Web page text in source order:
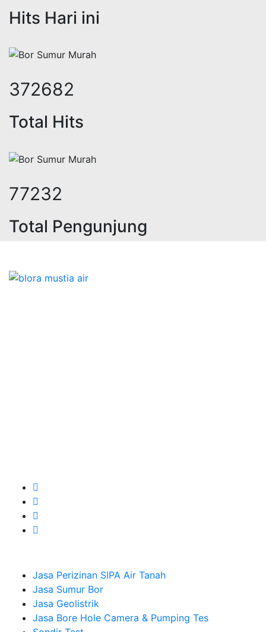
Hits Hari ini
458029
Total Hits
95843
Total Pengunjung
Jasa Perizinan SIPA Air Tanah
Jasa Sumur Bor
Jasa Geolistrik
Jasa Bore Hole Camera & Pumping Tes